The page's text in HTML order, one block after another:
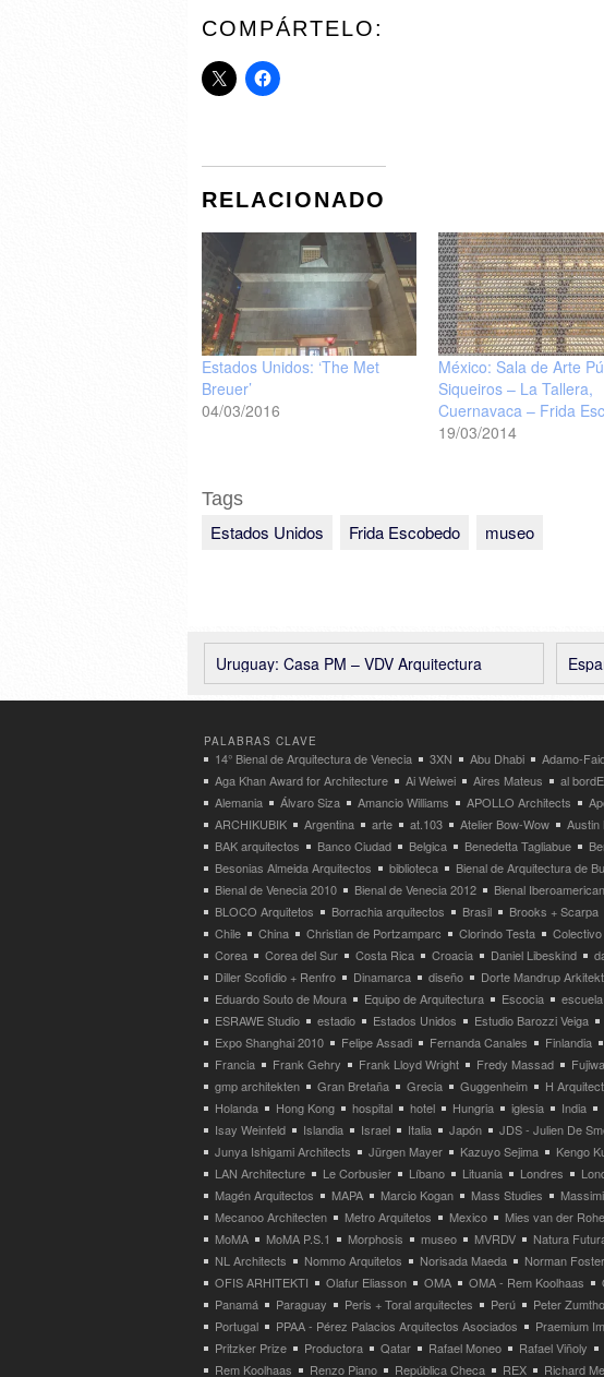
COMPÁRTELO:
RELACIONADO
Estados Unidos: ‘The Met
Breuer’
04/03/2016
México: Sala de Arte
Siqueiros – La Tallera,
Cuernavaca – Frida
19/03/2014
Tags
Estados Unidos Frida Escobedo museo
Uruguay: Casa PM – VDV Arquitectura
PALABRAS CLAVE
14° Bienal de Arquitectura de Venecia 3XN Abu Dhabi Adamo-
Aga Khan Award for Architecture
Ai Weiwei Aires Mateus al bordE
Alemania
Álvaro Siza Amancio Williams APOLLO Architects
ARCHIKUBIK
Argentina arte at.103 Atelier Bow-Wow Austin
BAK arquitectos
Banco Ciudad Belgica Benedetta Tagliabue
Besonias Almeida Arquitectos
biblioteca Bienal de Arquitectura de
Bienal de Venecia 2010
Bienal de Venecia 2012 Bienal
BLOCO Arquitetos
Borrachia arquitectos Brasil Brooks + Scarpa
Chile
China Christian de Portzamparc Clorindo Testa
Corea
Corea del Sur Costa Rica Croacia Daniel Libeskind
Diller Scofidio + Renfro
Dinamarca diseño Dorte Mandrup
Eduardo Souto de Moura
Equipo de Arquitectura Escocia escuela
ESRAWE Studio
estadio Estados Unidos Estudio Barozzi Veiga
Expo Shanghai 2010
Felipe Assadi Fernanda Canales Finlandia
Francia
Frank Gehry Frank Lloyd Wright Fredy Massad
gmp architekten
Gran Bretaña Grecia Guggenheim H
Holanda
Hong Kong hospital hotel Hungria iglesia India
Isay Weinfeld
Islandia Israel Italia Japón JDS - Julien De
Junya Ishigami Architects
Jürgen Mayer Kazuyo Sejima Kengo
LAN Architecture
Le Corbusier Líbano Lituania Londres
Magén Arquitectos
MAPA Marcio Kogan Mass Studies
Mecanoo Architecten
Metro Arquitetos Mexico Mies van der Rohe
MoMA
MoMA P.S.1 Morphosis museo MVRDV Natura
NL Architects
Nommo Arquitetos Norisada Maeda Norman Foster
OFIS ARHITEKTI
Olafur Eliasson OMA OMA - Rem Koolhaas
Panamá
Paraguay Peris + Toral arquitectes Perú Peter
Portugal
PPAA - Pérez Palacios Arquitectos Asociados Praemium
Pritzker Prize
Productora Qatar Rafael Moneo Rafael Viñoly
Rem Koolhaas
Renzo Piano República Checa REX Richard